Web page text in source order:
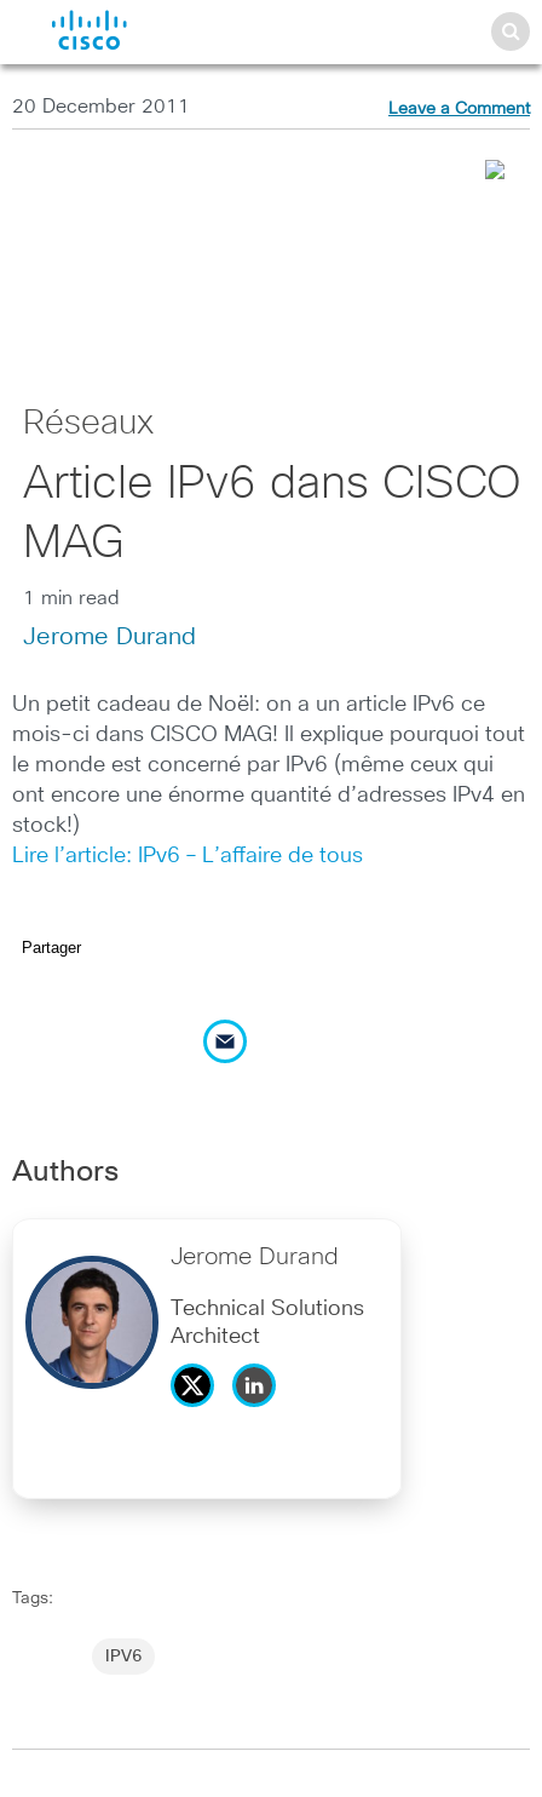
20 December 2011 Leave a Comment
Réseaux
Article IPv6 dans CISCO
MAG
1 min read
Jerome Durand
Un petit cadeau de Noël: on a un article IPv6 ce
mois-ci dans CISCO MAG! Il explique pourquoi tout
le monde est concerné par IPv6 (même ceux qui
ont encore une énorme quantité d’adresses IPv4 en
stock!)
Lire l’article: IPv6 – L’affaire de tous
Partager
Authors
Jerome Durand
Technical Solutions
Architect
Tags:
IPV6